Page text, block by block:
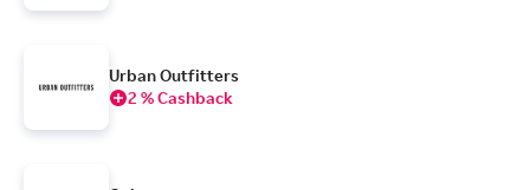
Urban Outfitters
2 % Cashback